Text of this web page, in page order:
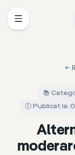
←
📚
🕖 Publicat la: